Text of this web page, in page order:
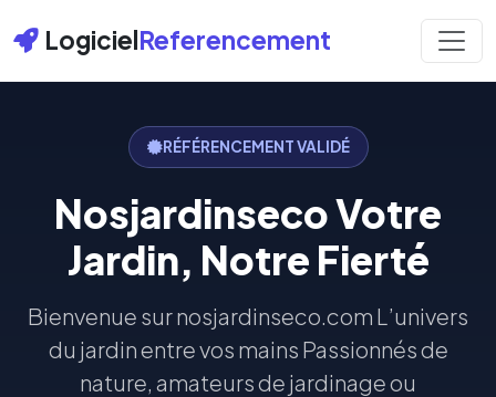
LogicielReferencement
RÉFÉRENCEMENT VALIDÉ
Nosjardinseco Votre
Jardin, Notre Fierté
Bienvenue sur nosjardinseco.com L’univers
du jardin entre vos mains Passionnés de
nature, amateurs de jardinage ou